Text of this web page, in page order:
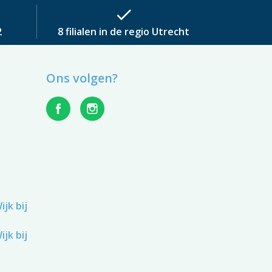
check
8 filialen in de regio Utrecht
bij
bij
Ons volgen?